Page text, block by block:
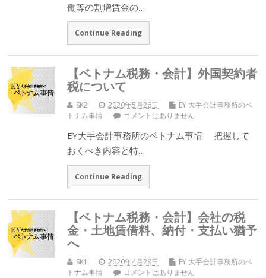
働等の割増賃金の…
Continue Reading
【ベトナム税務・会計】外国契約者
税について
SK2 2020年5月26日
EY 大手会計事務所のベ
トナム事情
コメントはありません
EY大手会計事務所のベトナム事情 把握して
おくべき内容と特…
Continue Reading
【ベトナム税務・会計】会社の税
金・土地賃借料、納付・支払い猶予
へ
SK1 2020年4月28日
EY 大手会計事務所のベ
トナム事情
コメントはありません